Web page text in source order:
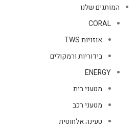
המותגים שלנו
CORAL
אוזניות TWS
בידוריות ורמקולים
ENERGY
מטעני בית
מטעני רכב
טעינה אלחוטית